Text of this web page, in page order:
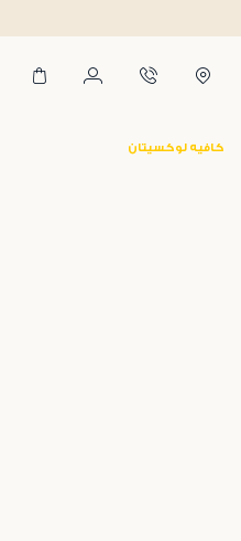
كافيه لوكسيتان